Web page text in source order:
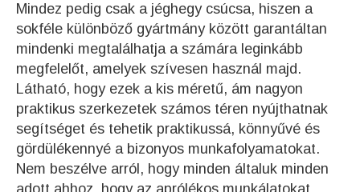
Mindez pedig csak a jéghegy csúcsa, hiszen a
sokféle különböző gyártmány között garantáltan
mindenki megtalálhatja a számára leginkább
megfelelőt, amelyek szívesen használ majd.
Látható, hogy ezek a kis méretű, ám nagyon
praktikus szerkezetek számos téren nyújthatnak
segítséget és tehetik praktikussá, könnyűvé és
gördülékennyé a bizonyos munkafolyamatokat.
Nem beszélve arról, hogy minden általuk minden
adott ahhoz, hogy az aprólékos munkálatokat